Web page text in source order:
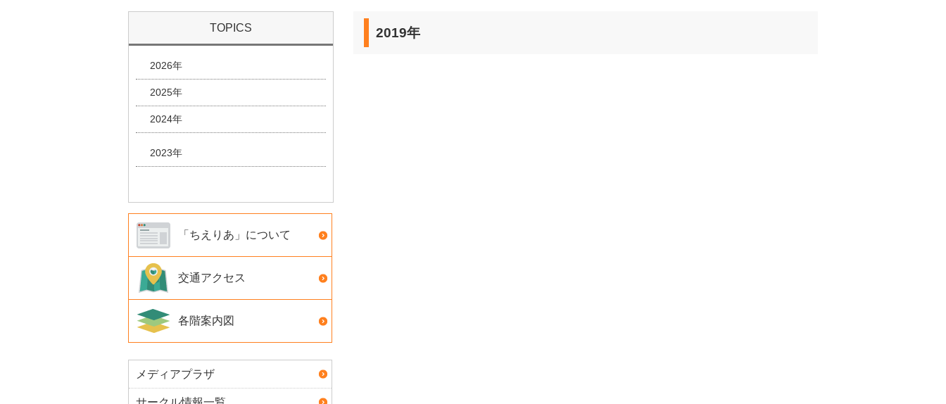
2019年
TOPICS
2026年
2025年
2024年
2023年
「ちえりあ」について
交通アクセス
各階案内図
メディアプラザ